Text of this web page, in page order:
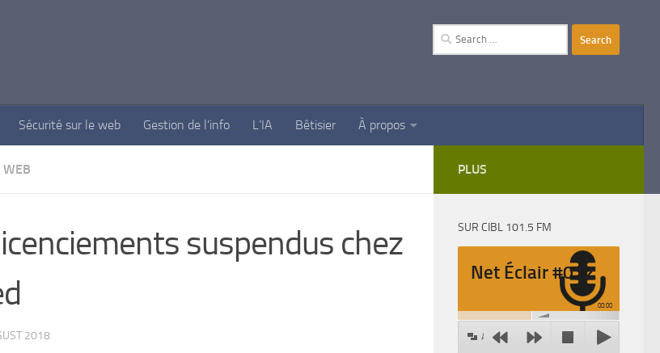
Search
for:
Sécurité sur le web Gestion de l’info L’IA Bêtisier À propos
WEB
suspendus chez
2018
PLUS
SUR CIBL 101.5 FM
Net Éclair #012
00:00
Agrandir